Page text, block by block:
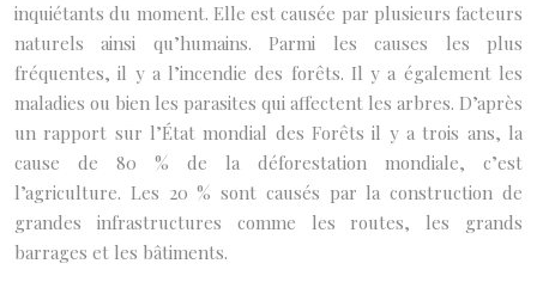
inquiétants du moment. Elle est causée par plusieurs facteurs
naturels ainsi qu’humains. Parmi les causes les plus
fréquentes, il y a l’incendie des forêts. Il y a également les
maladies ou bien les parasites qui affectent les arbres. D’après
un rapport sur l’État mondial des Forêts il y a trois ans, la
cause de 80 % de la déforestation mondiale, c’est
l’agriculture. Les 20 % sont causés par la construction de
grandes infrastructures comme les routes, les grands
barrages et les bâtiments.